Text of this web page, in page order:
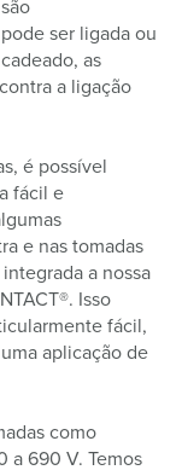
ser ligada ou
as
a ligação
é possível
fácil e
e nas tomadas
a nossa
Isso
fácil,
aplicação de
como
a 690 V. Temos